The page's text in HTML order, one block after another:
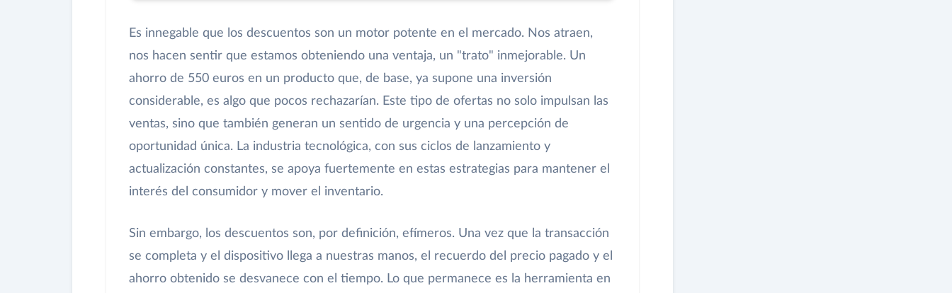
Es innegable que los descuentos son un motor potente en el mercado. Nos atraen,
nos hacen sentir que estamos obteniendo una ventaja, un "trato" inmejorable. Un
ahorro de 550 euros en un producto que, de base, ya supone una inversión
considerable, es algo que pocos rechazarían. Este tipo de ofertas no solo impulsan las
ventas, sino que también generan un sentido de urgencia y una percepción de
oportunidad única. La industria tecnológica, con sus ciclos de lanzamiento y
actualización constantes, se apoya fuertemente en estas estrategias para mantener el
interés del consumidor y mover el inventario.
Sin embargo, los descuentos son, por definición, efímeros. Una vez que la transacción
se completa y el dispositivo llega a nuestras manos, el recuerdo del precio pagado y el
ahorro obtenido se desvanece con el tiempo. Lo que permanece es la herramienta en